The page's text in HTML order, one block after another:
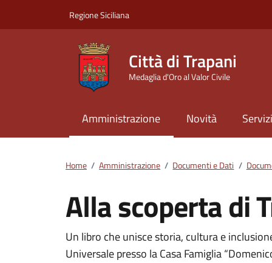
Regione Siciliana
Città di Trapani
Medaglia d'Oro al Valor Civile
Amministrazione Novità Servizi
Home / Amministrazione / Documenti e Dati /
Alla scoperta di
Dettagli del
Un libro che unisce storia, cultura e
Universale presso la Casa Famiglia